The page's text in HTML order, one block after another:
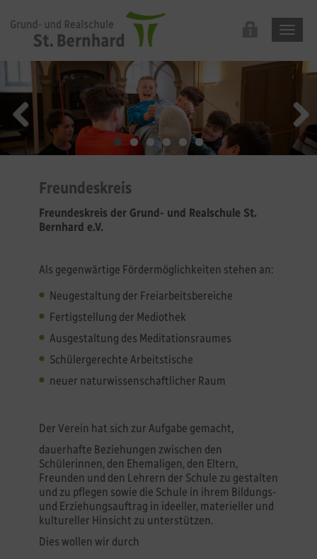
Freundeskreis
Freundeskreis der Grund- und Realschule St.
Bernhard e.V.
Als gegenwärtige Fördermöglichkeiten stehen an:
Neugestaltung der Freiarbeitsbereiche
Fertigstellung der Mediothek
Ausgestaltung des Meditationsraumes
Schülergerechte Arbeitstische
neuer naturwissenschaftlicher Raum
Der Verein hat sich zur Aufgabe gemacht,
dauerhafte Beziehungen zwischen den
Schülerinnen, den Ehemaligen, den Eltern,
Freunden und den Lehrern der Schule zu gestalten
und zu pflegen sowie die Schule in ihrem Bildungs-
und Erziehungsauftrag in ideeller, materieller und
kultureller Hinsicht zu unterstützen.
Dies wollen wir durch